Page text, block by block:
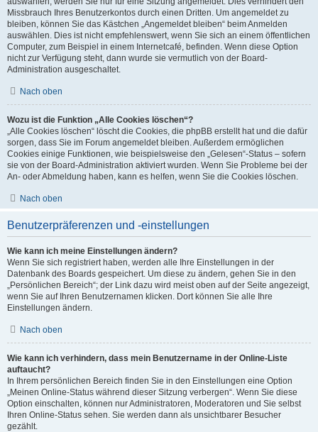
Missbrauch Ihres Benutzerkontos durch einen Dritten. Um angemeldet zu
bleiben, können Sie das Kästchen „Angemeldet bleiben“ beim Anmelden
auswählen. Dies ist nicht empfehlenswert, wenn Sie sich an einem öffentlichen
Computer, zum Beispiel in einem Internetcafé, befinden. Wenn diese Option
nicht zur Verfügung steht, dann wurde sie vermutlich von der Board-
Administration ausgeschaltet.
Nach oben
Wozu ist die Funktion „Alle Cookies löschen“?
„Alle Cookies löschen“ löscht die Cookies, die phpBB erstellt hat und die dafür
sorgen, dass Sie im Forum angemeldet bleiben. Außerdem ermöglichen
Cookies einige Funktionen, wie beispielsweise den „Gelesen“-Status – sofern
sie von der Board-Administration aktiviert wurden. Wenn Sie Probleme bei der
An- oder Abmeldung haben, kann es helfen, wenn Sie die Cookies löschen.
Nach oben
Benutzerpräferenzen und -einstellungen
Wie kann ich meine Einstellungen ändern?
Wenn Sie sich registriert haben, werden alle Ihre Einstellungen in der
Datenbank des Boards gespeichert. Um diese zu ändern, gehen Sie in den
„Persönlichen Bereich“; der Link dazu wird meist oben auf der Seite angezeigt,
wenn Sie auf Ihren Benutzernamen klicken. Dort können Sie alle Ihre
Einstellungen ändern.
Nach oben
Wie kann ich verhindern, dass mein Benutzername in der Online-Liste
auftaucht?
In Ihrem persönlichen Bereich finden Sie in den Einstellungen eine Option
„Meinen Online-Status während dieser Sitzung verbergen“. Wenn Sie diese
Option einschalten, können nur Administratoren, Moderatoren und Sie selbst
Ihren Online-Status sehen. Sie werden dann als unsichtbarer Besucher
gezählt.